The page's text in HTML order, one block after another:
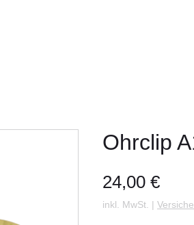
Ohrclip
24,00 €Preis
inkl. MwSt. |